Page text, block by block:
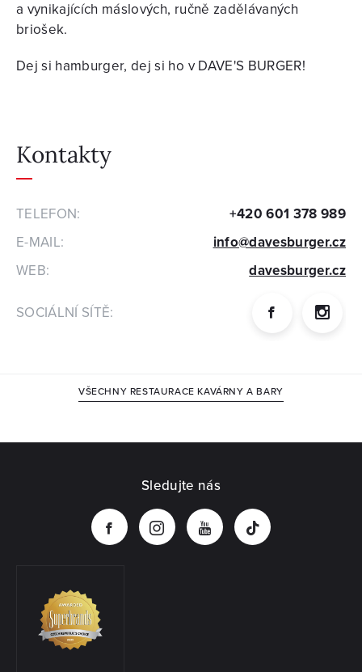
a vynikajících máslových, ručně zadělávaných
briošek.
Dej si hamburger, dej si ho v DAVE'S BURGER!
Kontakty
TELEFON:
+420 601 378 989
E-MAIL:
info@davesburger.cz
WEB:
davesburger.cz
SOCIÁLNÍ SÍTĚ:
VŠECHNY RESTAURACE KAVÁRNY A BARY
Sledujte nás